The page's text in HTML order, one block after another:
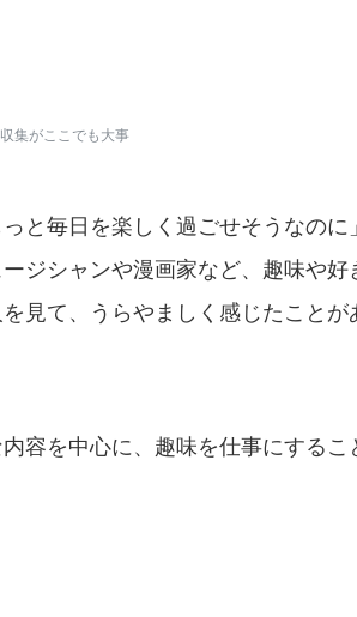
集がここでも大事
っと毎日を楽しく過ごせそうなのに
ジシャンや漫画家など、趣味や好
見て、うらやましく感じたことが
容を中心に、趣味を仕事にするこ